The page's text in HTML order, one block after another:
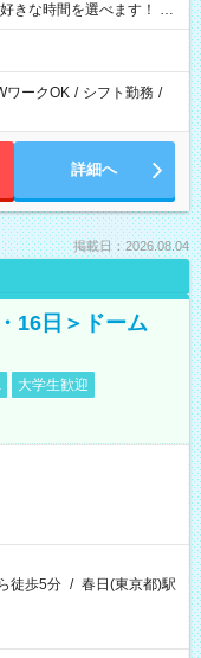
ワークOK / シフト勤務 /
詳細へ
掲載日：2026.08.04
16日＞ドーム
大学生歓迎
徒歩5分 / 春日(東京都)駅